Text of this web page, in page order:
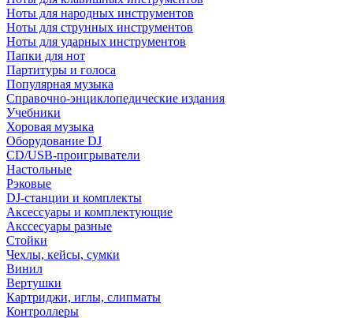
Ноты для народных инструментов
Ноты для струнных инструментов
Ноты для ударных инструментов
Папки для нот
Партитуры и голоса
Популярная музыка
Справочно-энциклопедические издания
Учебники
Хоровая музыка
Оборудование DJ
CD/USB-проигрыватели
Настольные
Рэковые
DJ-станции и комплекты
Аксессуары и комплектующие
Акссесуары разные
Стойки
Чехлы, кейсы, сумки
Винил
Вертушки
Картриджи, иглы, слипматы
Контроллеры